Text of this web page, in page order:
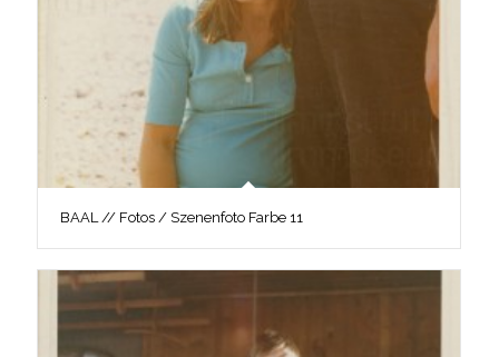
BAAL // Fotos / Szenenfoto Farbe 11